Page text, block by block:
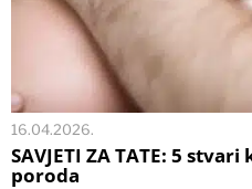
16.04.2026.
SAVJETI ZA TATE: 5
poroda